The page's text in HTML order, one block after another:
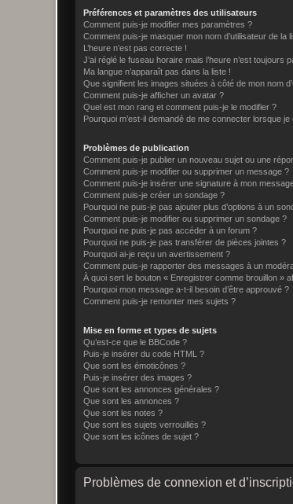
Préférences et paramètres des utilisateurs
Comment puis-je modifier mes paramètres ?
Comment puis-je masquer mon nom d’utilisateur de la
L’heure n’est pas correcte !
J’ai réglé le fuseau horaire mais l’heure n’est toujours
Ma langue n’apparaît pas dans la liste !
Que signifient les images situées à côté de mon nom
Comment puis-je afficher un avatar ?
Quel est mon rang et comment puis-je le modifier ?
Pourquoi m’est-il demandé de me connecter lorsque
Problèmes de publication
Comment puis-je publier un nouveau sujet ou une
Comment puis-je modifier ou supprimer un message ?
Comment puis-je insérer une signature à mon
Comment puis-je créer un sondage ?
Pourquoi ne puis-je pas ajouter plus d’options à un
Comment puis-je modifier ou supprimer un sondage ?
Pourquoi ne puis-je pas accéder à un forum ?
Pourquoi ne puis-je pas transférer de pièces jointes ?
Pourquoi ai-je reçu un avertissement ?
Comment puis-je rapporter des messages à un
À quoi sert le bouton « Enregistrer comme brouillon »
Pourquoi mon message a-t-il besoin d’être approuvé ?
Comment puis-je remonter mes sujets ?
Mise en forme et types de sujets
Qu’est-ce que le BBCode ?
Puis-je insérer du code HTML ?
Que sont les émoticônes ?
Puis-je insérer des images ?
Que sont les annonces générales ?
Que sont les annonces ?
Que sont les notes ?
Que sont les sujets verrouillés ?
Que sont les icônes de sujet ?
Problèmes de connexion et